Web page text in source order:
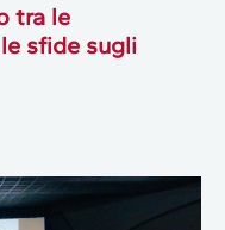
tra le
sfide sugli